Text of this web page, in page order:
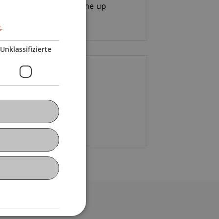
Infos sowie das Line up
Banzer
+423 232 92 64
Unklassifizierte